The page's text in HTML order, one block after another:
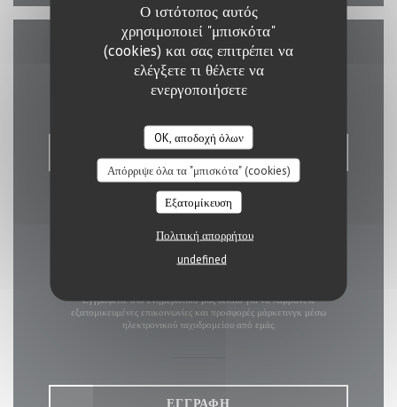
Ο ιστότοπος αυτός
χρησιμοποιεί "μπισκότα"
(cookies) και σας επιτρέπει να
ελέγξετε τι θέλετε να
ενεργοποιήσετε
OK, αποδοχή όλων
Απόρριψε όλα τα "μπισκότα" (cookies)
Εξατομίκευση
Πολιτική απορρήτου
undefined
Επικοινωνήστε μαζί μας
ΚΆΝΤΕ ΚΡΆΤΗΣΗ ΤΡΑΠΕΖΙΟΎ
Μείνετε ενημερωμένοι
Εγγραφείτε στο ενημερωτικό μας δελτίο για να λαμβάνετε
εξατομικευμένες επικοινωνίες και προσφορές μάρκετινγκ μέσω
ηλεκτρονικού ταχυδρομείου από εμάς.
ΕΓΓΡΑΦΉ